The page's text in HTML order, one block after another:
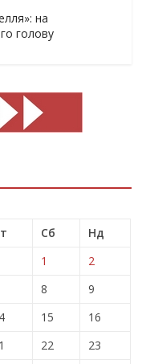
на
голову
Сб
Нд
1
2
8
9
15
16
22
23